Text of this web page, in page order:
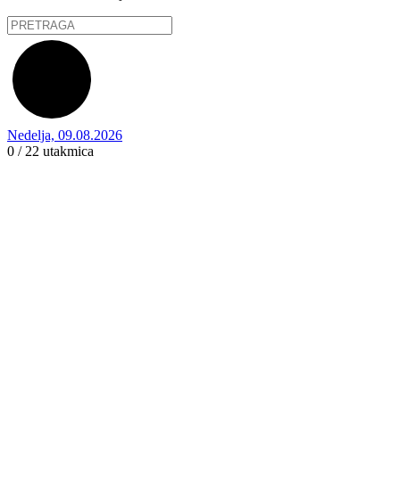
Nedelja, 09.08.2026
0 / 22 utakmica